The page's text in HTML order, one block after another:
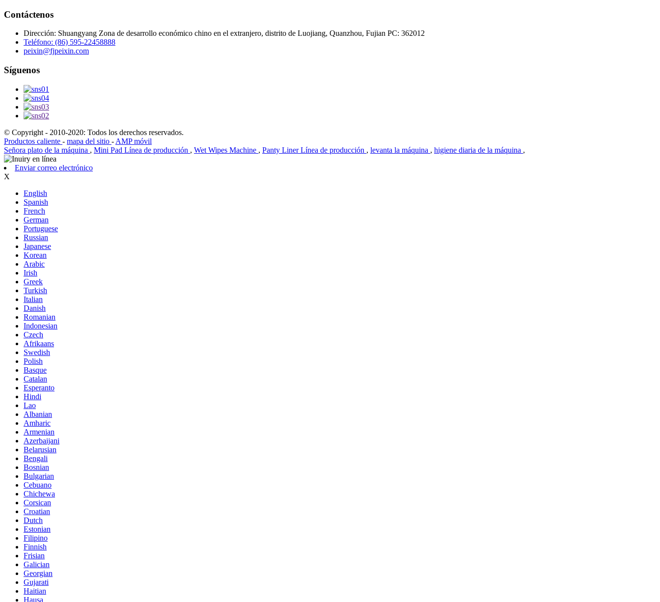
Contáctenos
Dirección: Shuangyang Zona de desarrollo económico chino en el extranjero, distrito de Luojiang, Quanzhou, Fujian PC: 362012
Teléfono: (86) 595-22458888
peixin@fjpeixin.com
Síguenos
© Copyright - 2010-2020: Todos los derechos reservados.
Productos caliente - mapa del sitio - AMP móvil
Señora plato de la máquina , Mini Pad Línea de producción , Wet Wipes Machine , Panty Liner Línea de producción , levanta la máquina , higiene diaria de la máquina ,
Enviar correo electrónico
X
English
Spanish
French
German
Portuguese
Russian
Japanese
Korean
Arabic
Irish
Greek
Turkish
Italian
Danish
Romanian
Indonesian
Czech
Afrikaans
Swedish
Polish
Basque
Catalan
Esperanto
Hindi
Lao
Albanian
Amharic
Armenian
Azerbaijani
Belarusian
Bengali
Bosnian
Bulgarian
Cebuano
Chichewa
Corsican
Croatian
Dutch
Estonian
Filipino
Finnish
Frisian
Galician
Georgian
Gujarati
Haitian
Hausa